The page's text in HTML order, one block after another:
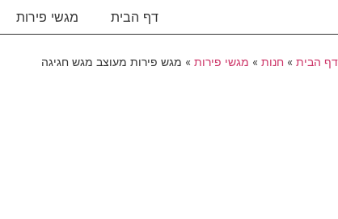
דף הבית מגשי פירות
דף הבית » חנות » מגשי פירות » מגש פירות מעוצב מגש חגיגה